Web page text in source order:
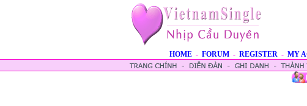
HOME - FORUM - REGISTER - MY